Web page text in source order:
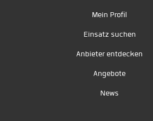
Mein Profil
Einsatz suchen
Anbieter entdecken
Angebote
News